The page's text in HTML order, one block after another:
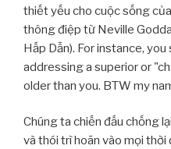
thiết yếu cho cuộc sống
thông điệp từ Neville
Hấp Dẫn). For instance,
addressing a superior or
older than you. BTW my
Chúng ta chiến đấu chống
và thói trì hoãn vào mọi